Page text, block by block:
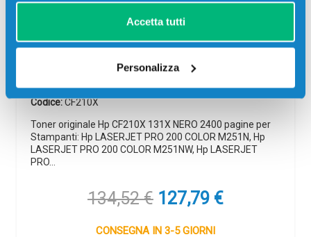
Accetta tutti
Personalizza
Codice:CF210X
Toner originale Hp CF210X 131X NERO 2400 pagine per
Stampanti: Hp LASERJET PRO 200 COLOR M251N, Hp
LASERJET PRO 200 COLOR M251NW, Hp LASERJET
PRO…
134,52€ Il
prezzo
originale
127,79 €Il
CONSEGNA IN 3-5 GIORNI